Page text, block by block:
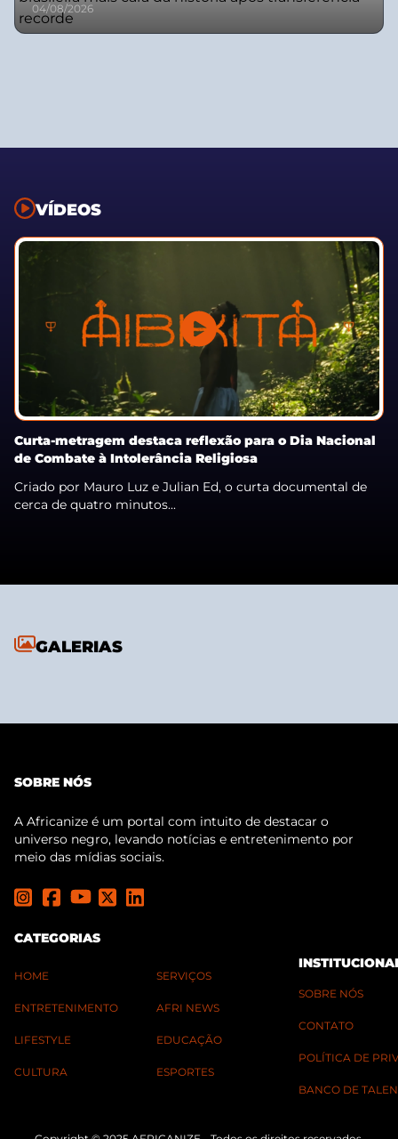
04/08/2026
VÍDEOS
Curta-metragem destaca reflexão para o Dia Nacional
de Combate à Intolerância Religiosa
Criado por Mauro Luz e Julian Ed, o curta documental de
cerca de quatro minutos...
GALERIAS
SOBRE NÓS
A Africanize é um portal com intuito de destacar o
universo negro, levando notícias e entretenimento por
meio das mídias sociais.
CATEGORIAS
HOME
ENTRETENIMENTO
LIFESTYLE
CULTURA
SERVIÇOS
AFRI NEWS
EDUCAÇÃO
ESPORTES
SOBRE NÓS
CONTATO
POLÍTICA DE
BANCO DE